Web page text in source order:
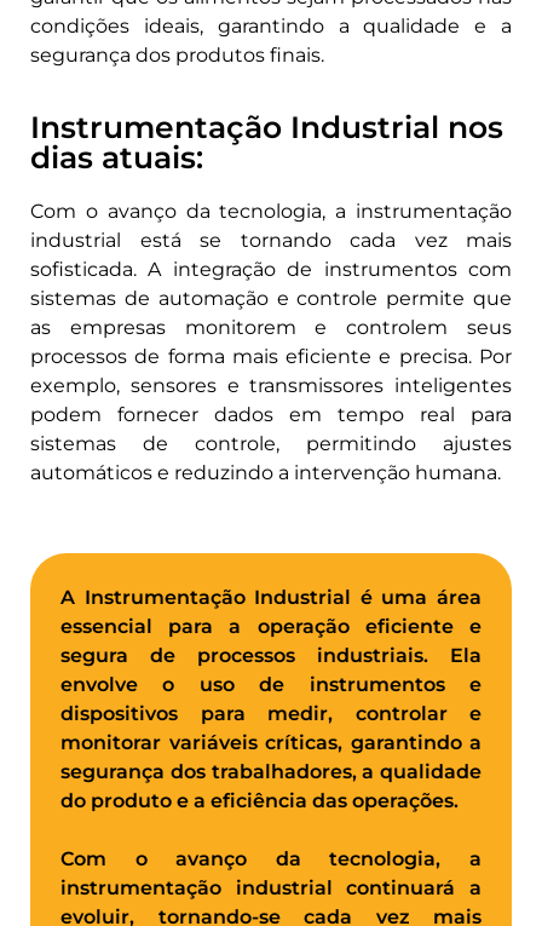
condições ideais, garantindo a qualidade e a
segurança dos produtos finais.
Instrumentação Industrial nos
dias atuais:
Com o avanço da tecnologia, a instrumentação
industrial está se tornando cada vez mais
sofisticada. A integração de instrumentos com
sistemas de automação e controle permite que
as empresas monitorem e controlem seus
processos de forma mais eficiente e precisa. Por
exemplo, sensores e transmissores inteligentes
podem fornecer dados em tempo real para
sistemas de controle, permitindo ajustes
automáticos e reduzindo a intervenção humana.
A Instrumentação Industrial é uma área
essencial para a operação eficiente e
segura de processos industriais. Ela
envolve o uso de instrumentos e
dispositivos para medir, controlar e
monitorar variáveis ​​críticas, garantindo a
segurança dos trabalhadores, a qualidade
do produto e a eficiência das operações.
Com o avanço da tecnologia, a
instrumentação industrial continuará a
evoluir, tornando-se cada vez mais